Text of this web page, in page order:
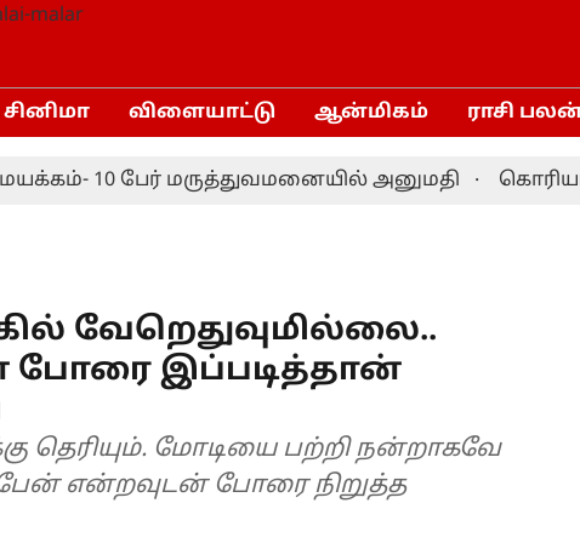
சினிமா விளையாட்டு ஆன்மிகம் ராசி
10 பேர் மருத்துவமனையில் அனுமதி கொரியா
வேறெதுவுமில்லை..
போரை இப்படித்தான்
தெரியும். மோடியை பற்றி நன்றாகவே
என்றவுடன் போரை நிறுத்த